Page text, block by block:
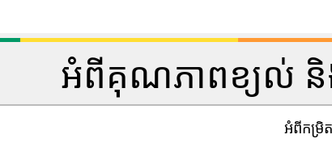
អំពីគុណភាពខ្យល់ និង
អំពីកម្